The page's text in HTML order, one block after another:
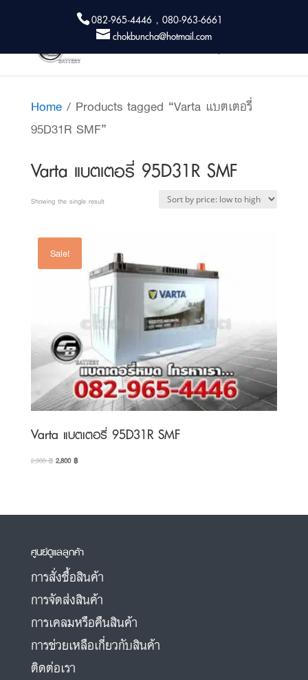
082-965-4446 , 080-963-6661
chokbuncha@hotmail.com
Home/ Products tagged “Varta แบตเตอรี่
95D31R SMF”
Varta แบตเตอรี่ 95D31R SMF
Showing the single result
Sale!
Varta แบตเตอรี่ 95D31R SMF
2,900฿ Original
2,800฿Current
ศูนย์ดูแลลูกค้า
การสั่งซื้อสินค้า
การจัดส่งสินค้า
การเคลมหรือคืนสินค้า
การช่วยเหลือเกี่ยวกับสินค้า
ติดต่อเรา